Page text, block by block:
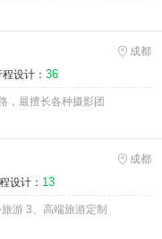
成都
设计： 36
，最擅长各种摄影团
成都
设计： 13
游 3、高端旅游定制